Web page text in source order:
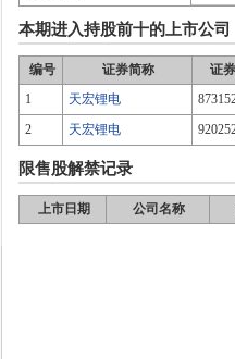
本期进入持股前十的上市公司
编号 证券简称 证
1
天宏锂电
2 天宏锂电
限售股解禁记录
上市日期 公司名称